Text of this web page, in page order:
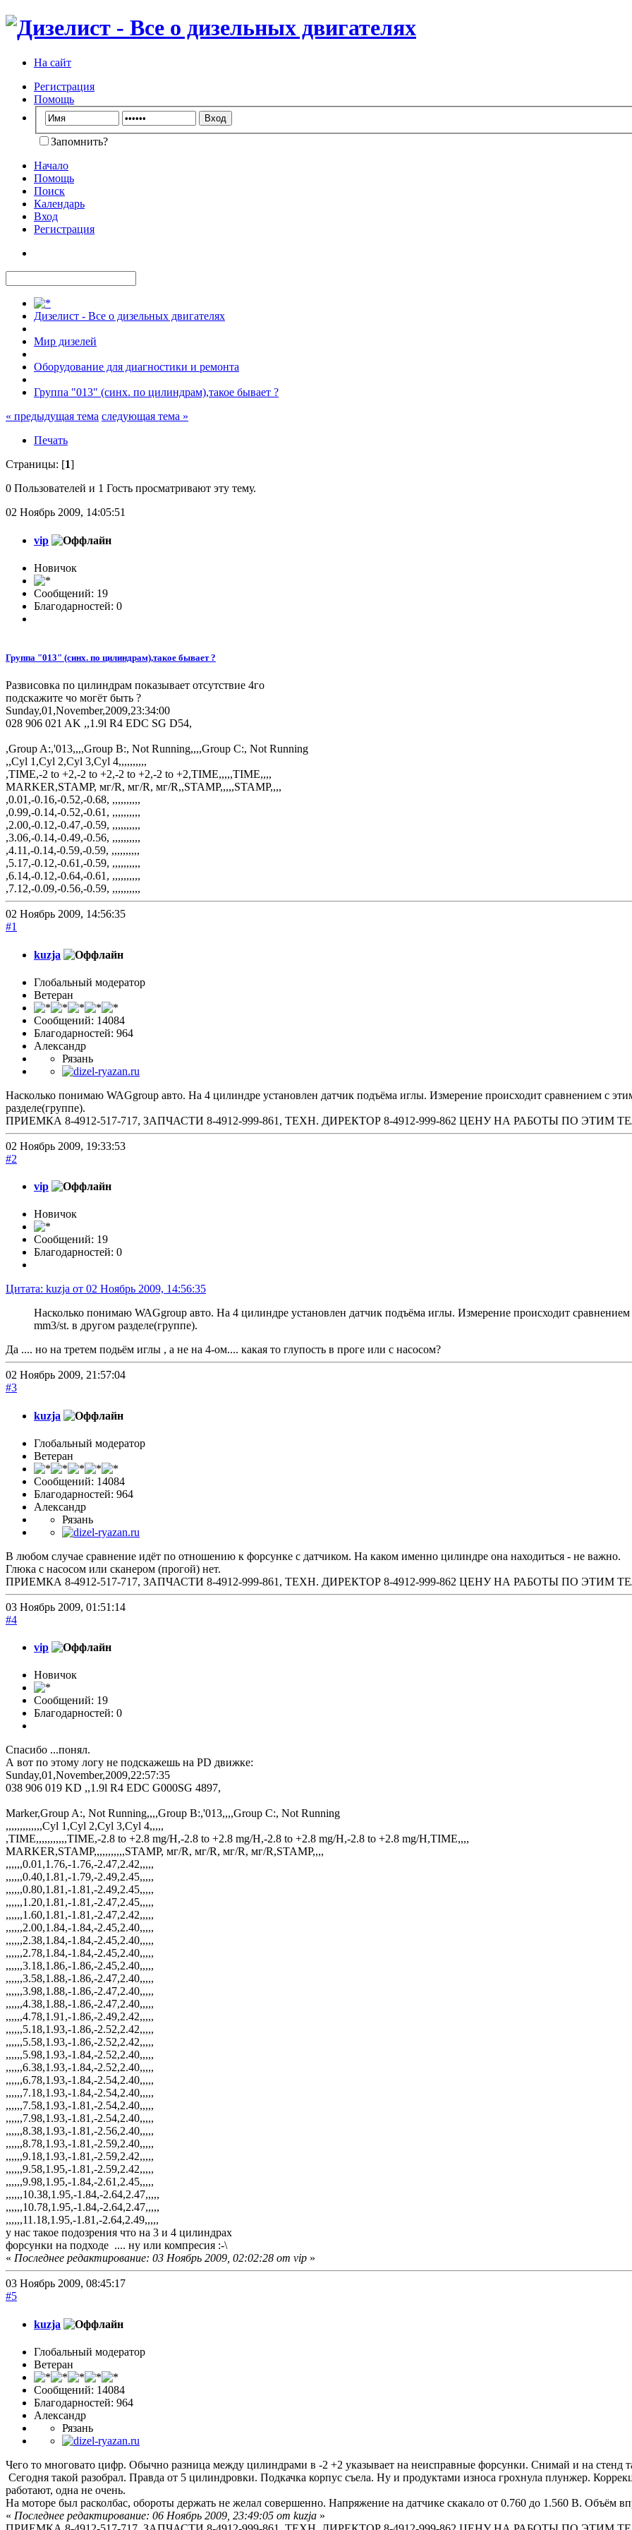
На сайт
Регистрация
Помощь
Запомнить?
Начало
Помощь
Поиск
Календарь
Вход
Регистрация
Дизелист - Все о дизельных двигателях
Мир дизелей
Оборудование для диагностики и ремонта
Группа "013" (синх. по цилиндрам),такое бывает ?
« предыдущая тема следующая тема »
Печать
Страницы: [1]
0 Пользователей и 1 Гость просматривают эту тему.
02 Ноябрь 2009, 14:05:51
vip
Новичок
Сообщений: 19
Благодарностей: 0
Группа "013" (синх. по цилиндрам),такое бывает ?
Развисовка по цилиндрам показывает отсутствие 4го
подскажите чо могёт быть ?
Sunday,01,November,2009,23:34:00
028 906 021 AK ,,1.9l R4 EDC SG D54,
,Group A:,'013,,,,Group B:, Not Running,,,,Group C:, Not Running
,,Cyl 1,Cyl 2,Cyl 3,Cyl 4,,,,,,,,,,
,TIME,-2 to +2,-2 to +2,-2 to +2,-2 to +2,TIME,,,,,TIME,,,,
MARKER,STAMP, мг/R, мг/R, мг/R,,STAMP,,,,,STAMP,,,,
,0.01,-0.16,-0.52,-0.68, ,,,,,,,,,,
,0.99,-0.14,-0.52,-0.61, ,,,,,,,,,,
,2.00,-0.12,-0.47,-0.59, ,,,,,,,,,,
,3.06,-0.14,-0.49,-0.56, ,,,,,,,,,,
,4.11,-0.14,-0.59,-0.59, ,,,,,,,,,,
,5.17,-0.12,-0.61,-0.59, ,,,,,,,,,,
,6.14,-0.12,-0.64,-0.61, ,,,,,,,,,,
,7.12,-0.09,-0.56,-0.59, ,,,,,,,,,,
02 Ноябрь 2009, 14:56:35
#1
kuzja
Глобальный модератор
Ветеран
Сообщений: 14084
Благодарностей: 964
Александр
Рязань
Насколько понимаю WAGgroup авто. На 4 цилиндре установлен датчик подъёма иглы. Измерение происходит сравнением с
разделе(группе).
ПРИЕМКА 8-4912-517-717, ЗАПЧАСТИ 8-4912-999-861, ТЕХН. ДИРЕКТОР 8-4912-999-862 ЦЕНУ НА РАБОТЫ ПО
02 Ноябрь 2009, 19:33:53
#2
vip
Новичок
Сообщений: 19
Благодарностей: 0
Цитата: kuzja от 02 Ноябрь 2009, 14:56:35
Насколько понимаю WAGgroup авто. На 4 цилиндре установлен датчик подъёма иглы. Измерение происходит
mm3/st. в другом разделе(группе).
Да .... но на третем подьём иглы , а не на 4-ом.... какая то глупость в проге или с насосом?
02 Ноябрь 2009, 21:57:04
#3
kuzja
Глобальный модератор
Ветеран
Сообщений: 14084
Благодарностей: 964
Александр
Рязань
В любом случае сравнение идёт по отношению к форсунке с датчиком. На каком именно цилиндре она находиться - не важно.
Глюка с насосом или сканером (прогой) нет.
ПРИЕМКА 8-4912-517-717, ЗАПЧАСТИ 8-4912-999-861, ТЕХН. ДИРЕКТОР 8-4912-999-862 ЦЕНУ НА РАБОТЫ ПО
03 Ноябрь 2009, 01:51:14
#4
vip
Новичок
Сообщений: 19
Благодарностей: 0
Спасибо ...понял.
А вот по этому логу не подскажешь на PD движке:
Sunday,01,November,2009,22:57:35
038 906 019 KD ,,1.9l R4 EDC G000SG 4897,
Marker,Group A:, Not Running,,,,Group B:,'013,,,,Group C:, Not Running
,,,,,,,,,,,,,Cyl 1,Cyl 2,Cyl 3,Cyl 4,,,,,
,TIME,,,,,,,,,,,TIME,-2.8 to +2.8 mg/H,-2.8 to +2.8 mg/H,-2.8 to +2.8 mg/H,-2.8 to +2.8 mg/H,TIME,,,,
MARKER,STAMP,,,,,,,,,,,STAMP, мг/R, мг/R, мг/R, мг/R,STAMP,,,,
,,,,,,0.01,1.76,-1.76,-2.47,2.42,,,,,
,,,,,,0.40,1.81,-1.79,-2.49,2.45,,,,,
,,,,,,0.80,1.81,-1.81,-2.49,2.45,,,,,
,,,,,,1.20,1.81,-1.81,-2.47,2.45,,,,,
,,,,,,1.60,1.81,-1.81,-2.47,2.42,,,,,
,,,,,,2.00,1.84,-1.84,-2.45,2.40,,,,,
,,,,,,2.38,1.84,-1.84,-2.45,2.40,,,,,
,,,,,,2.78,1.84,-1.84,-2.45,2.40,,,,,
,,,,,,3.18,1.86,-1.86,-2.45,2.40,,,,,
,,,,,,3.58,1.88,-1.86,-2.47,2.40,,,,,
,,,,,,3.98,1.88,-1.86,-2.47,2.40,,,,,
,,,,,,4.38,1.88,-1.86,-2.47,2.40,,,,,
,,,,,,4.78,1.91,-1.86,-2.49,2.42,,,,,
,,,,,,5.18,1.93,-1.86,-2.52,2.42,,,,,
,,,,,,5.58,1.93,-1.86,-2.52,2.42,,,,,
,,,,,,5.98,1.93,-1.84,-2.52,2.40,,,,,
,,,,,,6.38,1.93,-1.84,-2.52,2.40,,,,,
,,,,,,6.78,1.93,-1.84,-2.54,2.40,,,,,
,,,,,,7.18,1.93,-1.84,-2.54,2.40,,,,,
,,,,,,7.58,1.93,-1.81,-2.54,2.40,,,,,
,,,,,,7.98,1.93,-1.81,-2.54,2.40,,,,,
,,,,,,8.38,1.93,-1.81,-2.56,2.40,,,,,
,,,,,,8.78,1.93,-1.81,-2.59,2.40,,,,,
,,,,,,9.18,1.93,-1.81,-2.59,2.42,,,,,
,,,,,,9.58,1.95,-1.81,-2.59,2.42,,,,,
,,,,,,9.98,1.95,-1.84,-2.61,2.45,,,,,
,,,,,,10.38,1.95,-1.84,-2.64,2.47,,,,,
,,,,,,10.78,1.95,-1.84,-2.64,2.47,,,,,
,,,,,,11.18,1.95,-1.81,-2.64,2.49,,,,,
у нас такое подозрения что на 3 и 4 цилиндрах
форсунки на подходе .... ну или компресия :-\
« Последнее редактирование: 03 Ноябрь 2009, 02:02:28 от vip »
03 Ноябрь 2009, 08:45:17
#5
kuzja
Глобальный модератор
Ветеран
Сообщений: 14084
Благодарностей: 964
Александр
Рязань
Чего то многовато цифр. Обычно разница между цилиндрами в -2 +2 указывает на неисправные форсунки. Снимай и на стенд
Сегодня такой разобрал. Правда от 5 цилиндровки. Подкачка корпус съела. Ну и продуктами износа грохнула плунжер.
работают, одна не очень.
На моторе был расколбас, обороты держать не желал совершенно. Напряжение на датчике скакало от 0.760 до 1.560 В. Объём
« Последнее редактирование: 06 Ноябрь 2009, 23:49:05 от kuzja »